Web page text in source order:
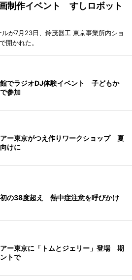
制作イベント すしロボット
が7月23日、鈴茂器工 東京事業所内ショ
開かれた。
でラジオDJ体験イベント 子どもか
参加
ー東京がつえ作りワークショップ 夏
けに
の38度超え 熱中症注意を呼びかけ
ー東京に「トムとジェリー」登場 期
トで